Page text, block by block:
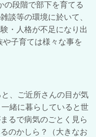
の段階で部下を育てる
談等の環境に於いて、
・人格が不足になり出
子育ては様々な事を
、ご近所さんの目が気
緒に暮らしていると世
るで病気のごとく見ら
のかしら？（大きなお